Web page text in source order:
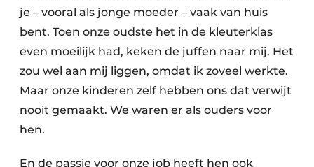
je – vooral als jonge moeder – vaak van huis
bent. Toen onze oudste het in de kleuterklas
even moeilijk had, keken de juffen naar mij. Het
zou wel aan mij liggen, omdat ik zoveel werkte.
Maar onze kinderen zelf hebben ons dat verwijt
nooit gemaakt. We waren er als ouders voor
hen.
En de passie voor onze job heeft hen ook